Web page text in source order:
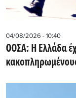
04/08/2026 - 10:40
ΟΟΣΑ: Η Ελλάδα